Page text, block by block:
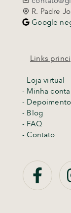
R. Padre
Google
Links
- Loja virtual
- Minha conta
-
- Blog
- FAQ
- Contato